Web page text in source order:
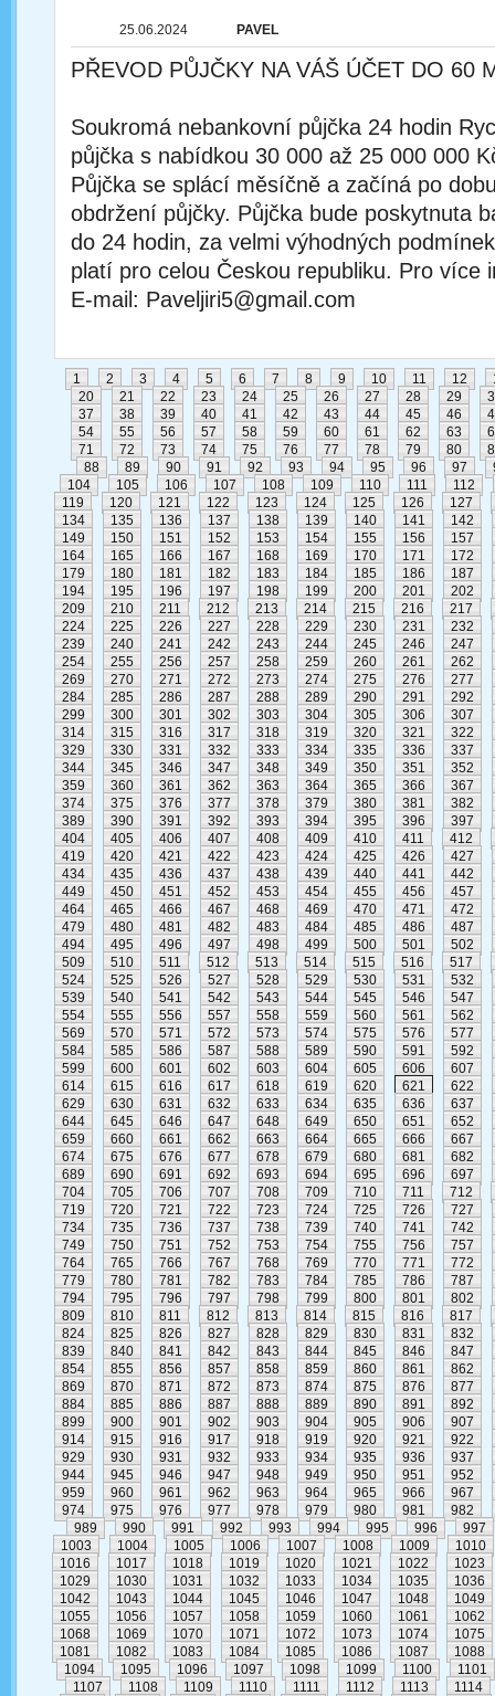
25.06.2024 PAVEL
PŘEVOD PŮJČKY NA VÁŠ ÚČET DO 60
Soukromá nebankovní půjčka 24 hodin
půjčka s nabídkou 30 000 až 25 000 000
Půjčka se splácí měsíčně a začíná po
obdržení půjčky. Půjčka bude poskytnuta
do 24 hodin, za velmi výhodných
platí pro celou Českou republiku. Pro více
E-mail: Paveljiri5@gmail.com
1 2 3 4 5 6 7 8 9 10 11 12
20
21 22 23 24 25 26 27 28 29
37
38 39 40 41 42 43 44 45 46
54
55 56 57 58 59 60 61 62 63
71
72 73 74 75 76 77 78 79 80
88
89 90 91 92 93 94 95 96 97
104
105 106 107 108 109 110 111
112
119
120 121 122 123 124 125 126
127
134
135 136 137 138 139 140 141
142
149
150 151 152 153 154 155 156
157
164
165 166 167 168 169 170 171
172
179
180 181 182 183 184 185 186
187
194
195 196 197 198 199 200 201
202
209
210 211 212 213 214 215 216
217
224
225 226 227 228 229 230 231
232
239
240 241 242 243 244 245 246
247
254
255 256 257 258 259 260 261
262
269
270 271 272 273 274 275 276
277
284
285 286 287 288 289 290 291
292
299
300 301 302 303 304 305 306
307
314
315 316 317 318 319 320 321
322
329
330 331 332 333 334 335 336
337
344
345 346 347 348 349 350 351
352
359
360 361 362 363 364 365 366
367
374
375 376 377 378 379 380 381
382
389
390 391 392 393 394 395 396
397
404
405 406 407 408 409 410 411
412
419
420 421 422 423 424 425 426
427
434
435 436 437 438 439 440 441
442
449
450 451 452 453 454 455 456
457
464
465 466 467 468 469 470 471
472
479
480 481 482 483 484 485 486
487
494
495 496 497 498 499 500 501
502
509
510 511 512 513 514 515 516
517
524
525 526 527 528 529 530 531
532
539
540 541 542 543 544 545 546
547
554
555 556 557 558 559 560 561
562
569
570 571 572 573 574 575 576
577
584
585 586 587 588 589 590 591
592
599
600 601 602 603 604 605 606
607
614
615 616 617 618 619 620 621
622
629
630 631 632 633 634 635 636
637
644
645 646 647 648 649 650 651
652
659
660 661 662 663 664 665 666
667
674
675 676 677 678 679 680 681
682
689
690 691 692 693 694 695 696
697
704
705 706 707 708 709 710 711
712
719
720 721 722 723 724 725 726
727
734
735 736 737 738 739 740 741
742
749
750 751 752 753 754 755 756
757
764
765 766 767 768 769 770 771
772
779
780 781 782 783 784 785 786
787
794
795 796 797 798 799 800 801
802
809
810 811 812 813 814 815 816
817
824
825 826 827 828 829 830 831
832
839
840 841 842 843 844 845 846
847
854
855 856 857 858 859 860 861
862
869
870 871 872 873 874 875 876
877
884
885 886 887 888 889 890 891
892
899
900 901 902 903 904 905 906
907
914
915 916 917 918 919 920 921
922
929
930 931 932 933 934 935 936
937
944
945 946 947 948 949 950 951
952
959
960 961 962 963 964 965 966
967
974
975 976 977 978 979 980 981
982
989
990 991 992 993 994 995 996
997
1003
1004 1005 1006 1007 1008 1009
1010
1016
1017 1018 1019 1020 1021 1022
1023
1029
1030 1031 1032 1033 1034 1035
1036
1042
1043 1044 1045 1046 1047 1048
1049
1055
1056 1057 1058 1059 1060 1061
1062
1068
1069 1070 1071 1072 1073 1074
1075
1081
1082 1083 1084 1085 1086 1087
1088
1094
1095 1096 1097 1098 1099 1100
1101
1107
1108 1109 1110 1111 1112 1113
1114